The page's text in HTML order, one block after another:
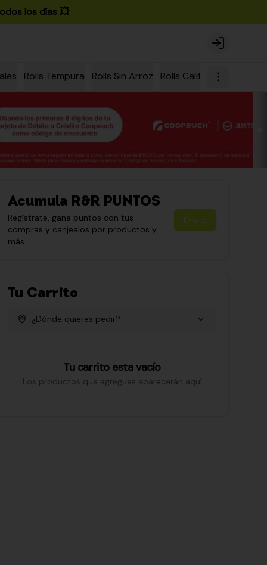
los días 💥
Login
Rolls Tempura Rolls Sin Arroz Rolls California
Acumula R&R PUNTOS
Regístrate, gana puntos con tus
compras y canjealos por productos y
más
Únete
Tu Carrito
¿Dónde quieres pedir?
Tu carrito esta vacío
Los productos que agregues aparecerán aquí